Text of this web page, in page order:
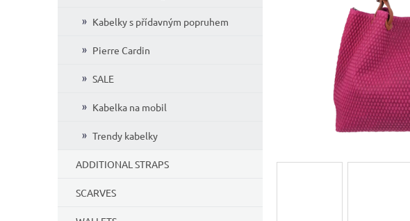
Kabelky s přídavným popruhem
Pierre Cardin
SALE
Kabelka na mobil
Trendy kabelky
ADDITIONAL STRAPS
SCARVES